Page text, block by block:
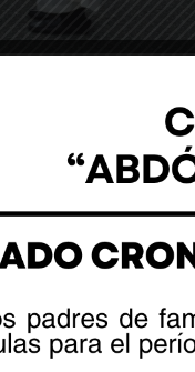
Militar Nº4 “Abdón
en el Campo de
Vladímir Guerra
y bachillerato.